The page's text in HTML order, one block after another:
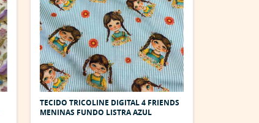
TECIDO TRICOLINE DIGITAL 4 FRIENDS
MENINAS FUNDO LISTRA AZUL